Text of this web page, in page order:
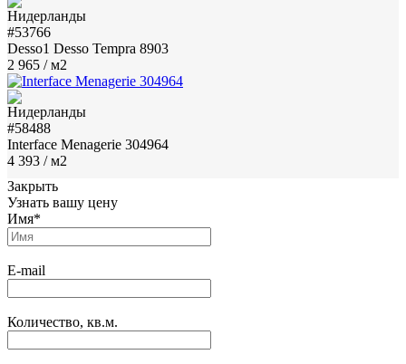
#53766
Desso1 Desso Tempra 8903
2 965 / м2
#58488
Interface Menagerie 304964
4 393 / м2
Закрыть
Узнать вашу цену
Имя*
E-mail
Количество, кв.м.